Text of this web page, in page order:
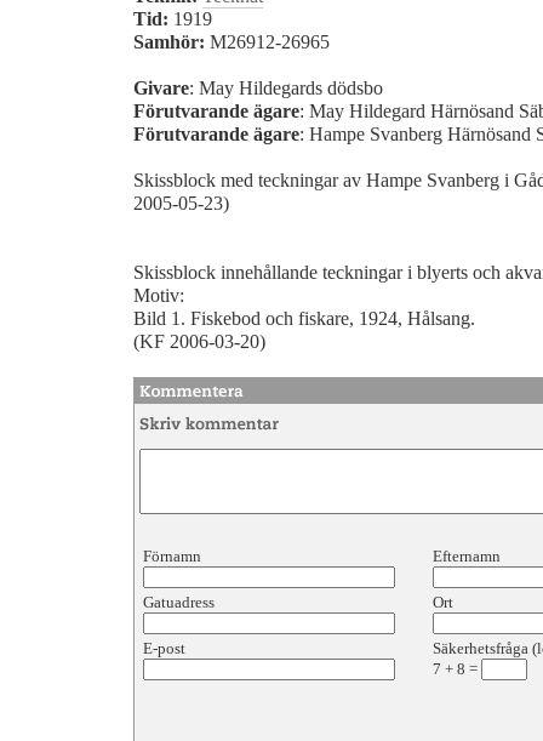
Tid: 1919
Samhör: M26912-26965
Givare: May Hildegards dödsbo
Förutvarande ägare: May Hildegard Härnösand
Förutvarande ägare: Hampe Svanberg Härnösand
Skissblock med teckningar av Hampe Svanberg i
2005-05-23)
Skissblock innehållande teckningar i blyerts och
Motiv:
Bild 1. Fiskebod och fiskare, 1924, Hålsang.
(KF 2006-03-20)
Förnamn Efternamn
Gatuadress Ort
E-post
Säkerhetsfråga
7 + 8 =